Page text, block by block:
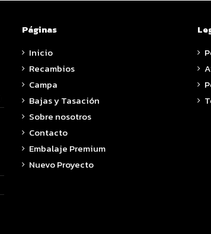
Páginas
Inicio
Recambios
Campa
Bajas y Tasación
Sobre nosotros
Contacto
Embalaje Premium
Nuevo Proyecto